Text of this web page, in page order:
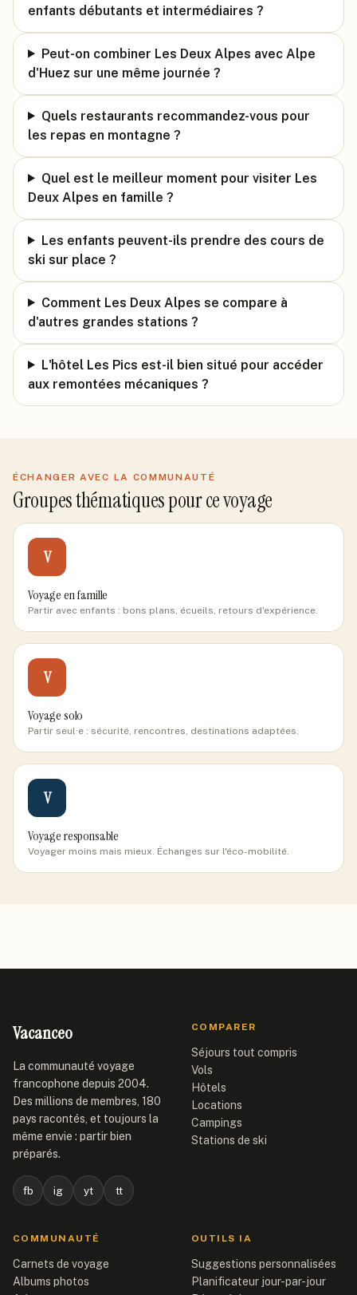
enfants débutants et intermédiaires ?
Peut-on combiner Les Deux Alpes avec Alpe
d'Huez sur une même journée ?
Quels restaurants recommandez-vous pour
les repas en montagne ?
Quel est le meilleur moment pour visiter Les
Deux Alpes en famille ?
Les enfants peuvent-ils prendre des cours de
ski sur place ?
Comment Les Deux Alpes se compare à
d'autres grandes stations ?
L'hôtel Les Pics est-il bien situé pour accéder
aux remontées mécaniques ?
ÉCHANGER AVEC LA COMMUNAUTÉ
Groupes thématiques pour ce voyage
V
Voyage en famille
Partir avec enfants : bons plans, écueils, retours d'expérience.
V
Voyage solo
Partir seul·e : sécurité, rencontres, destinations adaptées.
V
Voyage responsable
Voyager moins mais mieux. Échanges sur l'éco-mobilité.
Vacanceo
La communauté voyage
francophone depuis 2004.
Des millions de membres, 180
pays racontés, et toujours la
même envie : partir bien
préparés.
fb ig yt tt
COMPARER
Séjours tout compris
Vols
Hôtels
Locations
Campings
Stations de ski
COMMUNAUTÉ
Carnets de voyage
Albums photos
OUTILS IA
Suggestions personnalisées
Planificateur jour-par-jour